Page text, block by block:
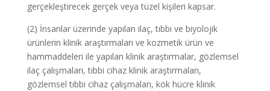
gerçekleştirecek gerçek veya tüzel kişileri kapsar.
(2) İnsanlar üzerinde yapılan ilaç, tıbbi ve biyolojik
ürünlerin klinik araştırmaları ve kozmetik ürün ve
hammaddeleri ile yapılan klinik araştırmalar, gözlemsel
ilaç çalışmaları, tıbbi cihaz klinik araştırmaları,
gözlemsel tıbbi cihaz çalışmaları, kök hücre klinik